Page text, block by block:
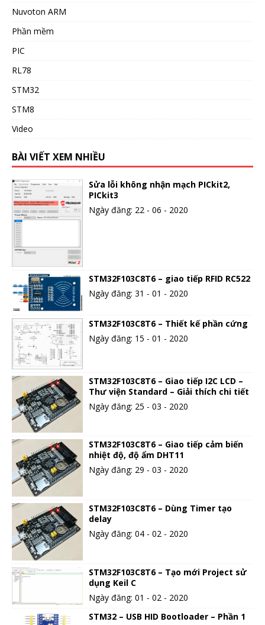
Nuvoton ARM
Phần mềm
PIC
RL78
STM32
STM8
Video
BÀI VIẾT XEM NHIỀU
Sửa lỗi không nhận mạch PICkit2,
PICkit3
Ngày đăng: 22 - 06 - 2020
STM32F103C8T6 – giao tiếp RFID RC522
Ngày đăng: 31 - 01 - 2020
STM32F103C8T6 – Thiết kế phần cứng
Ngày đăng: 15 - 01 - 2020
STM32F103C8T6 – Giao tiếp I2C LCD –
Thư viện Standard – Giải thích chi tiết
Ngày đăng: 25 - 03 - 2020
STM32F103C8T6 – Giao tiếp cảm biến
nhiệt độ, độ ẩm DHT11
Ngày đăng: 29 - 03 - 2020
STM32F103C8T6 – Dùng Timer tạo
delay
Ngày đăng: 04 - 02 - 2020
STM32F103C8T6 – Tạo mới Project sử
dụng Keil C
Ngày đăng: 01 - 02 - 2020
STM32 – USB HID Bootloader – Phần 1